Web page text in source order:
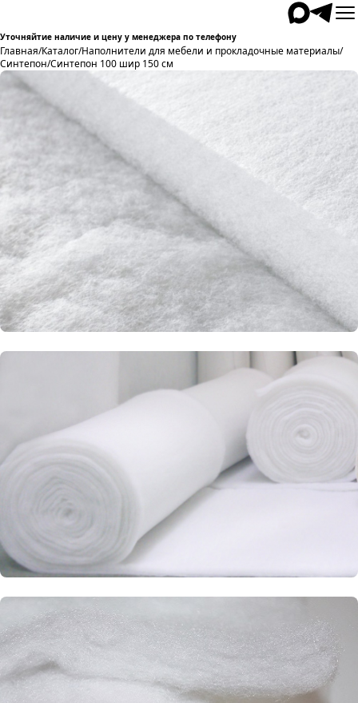
Уточняйтие наличие и цену у менеджера по телефону
Главная/Каталог/Наполнители для мебели и прокладочные материалы/
Синтепон/Синтепон 100 шир 150 см